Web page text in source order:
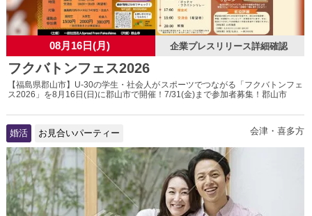
08月16日(月) 企業プレスリリース詳細確認
フクバトンフェス2026
【福島県郡山市】U-30の学生・社会人がスポーツでつながる「フクバトンフェ
ス2026」を8月16日(日)に郡山市で開催！7/31(金)まで参加者募集！郡山市
婚活 お見合いパーティー 会津・喜多方